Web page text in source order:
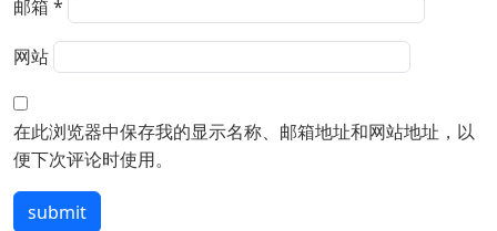
邮箱 *
网站
在此浏览器中保存我的显示名称、邮箱地址和网站地址，以
便下次评论时使用。
submit